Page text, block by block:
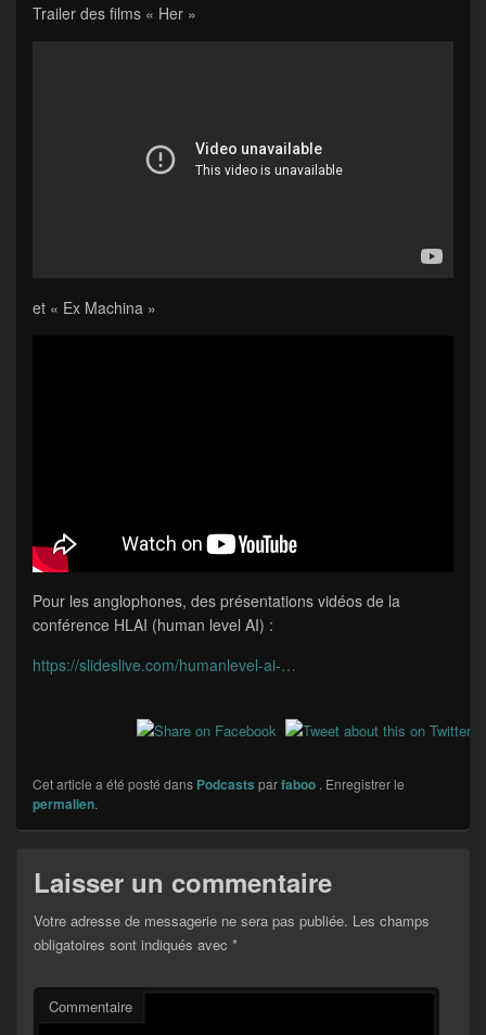
Trailer des films « Her »
et « Ex Machina »
Pour les anglophones, des présentations vidéos de la
conférence HLAI (human level AI) :
https://slideslive.com/humanlevel-ai-…
Cet article a été posté dans Podcasts parfaboo . Enregistrer le
permalien.
Laisser un commentaire
Votre adresse de messagerie ne sera pas publiée. Les champs
obligatoires sont indiqués avec *
Commentaire